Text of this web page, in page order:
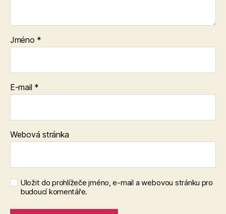
Jméno *
E-mail *
Webová stránka
Uložit do prohlížeče jméno, e-mail a webovou stránku pro
budoucí komentáře.